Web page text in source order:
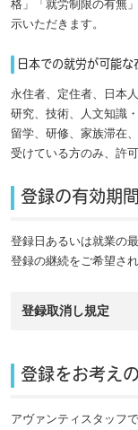
格」「就労制限の有無
示いただきます。
日本での就労が可能な
永住者、定住者、日本
研究、技術、人文知識
留学、研修、家族滞在
受けている方のみ、許
登録の有効期
登録日あるいは就業の
登録の継続をご希望さ
登録取消し規定
登録をお考え
アヴァンティスタッフ